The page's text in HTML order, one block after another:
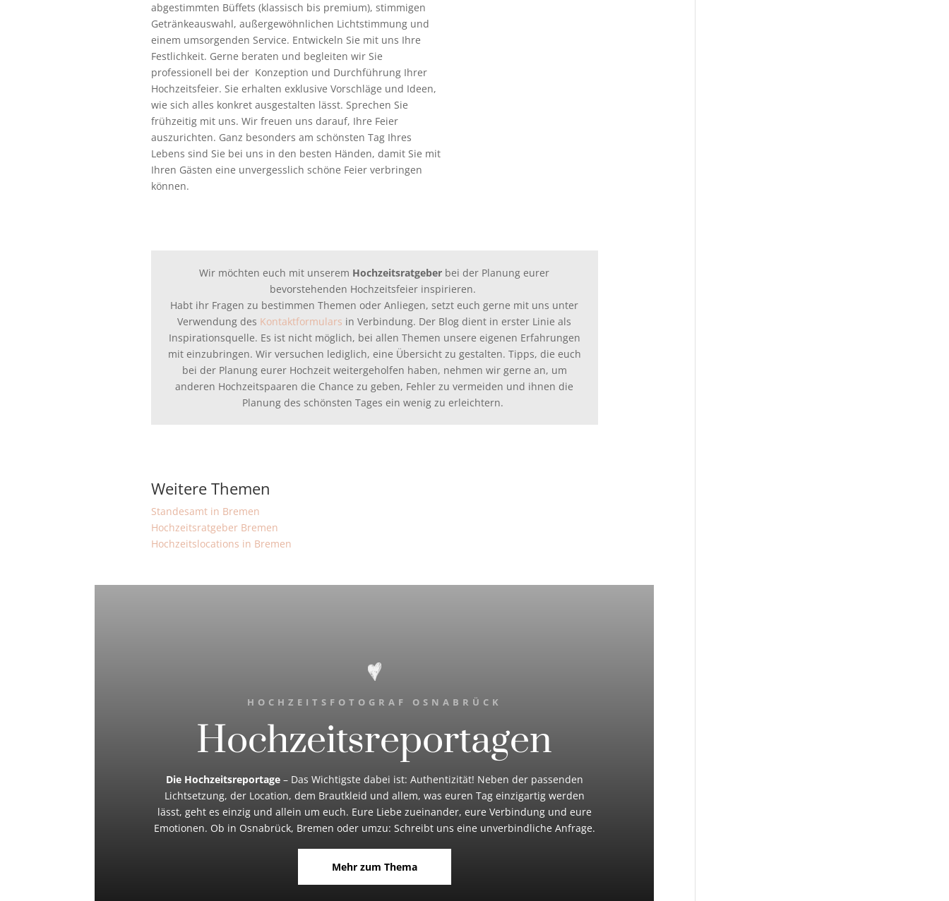
abgestimmten Büffets (klassisch bis premium), stimmigen
Getränkeauswahl, außergewöhnlichen Lichtstimmung und
einem umsorgenden Service. Entwickeln Sie mit uns Ihre
Festlichkeit. Gerne beraten und begleiten wir Sie
professionell bei der Konzeption und Durchführung Ihrer
Hochzeitsfeier. Sie erhalten exklusive Vorschläge und Ideen,
wie sich alles konkret ausgestalten lässt. Sprechen Sie
frühzeitig mit uns. Wir freuen uns darauf, Ihre Feier
auszurichten. Ganz besonders am schönsten Tag Ihres
Lebens sind Sie bei uns in den besten Händen, damit Sie mit
Ihren Gästen eine unvergesslich schöne Feier verbringen
können.
Wir möchten euch mit unserem Hochzeitsratgeber bei der Planung eurer
bevorstehenden Hochzeitsfeier inspirieren.
Habt ihr Fragen zu bestimmen Themen oder Anliegen, setzt euch gerne mit uns unter
Verwendung des Kontaktformulars in Verbindung. Der Blog dient in erster Linie als
Inspirationsquelle. Es ist nicht möglich, bei allen Themen unsere eigenen Erfahrungen
mit einzubringen. Wir versuchen lediglich, eine Übersicht zu gestalten. Tipps, die euch
bei der Planung eurer Hochzeit weitergeholfen haben, nehmen wir gerne an, um
anderen Hochzeitspaaren die Chance zu geben, Fehler zu vermeiden und ihnen die
Planung des schönsten Tages ein wenig zu erleichtern.
Weitere Themen
Standesamt in Bremen
Hochzeitsratgeber Bremen
Hochzeitslocations in Bremen
HOCHZEITSFOTOGRAF OSNABRÜCK
Hochzeitsreportagen
Die Hochzeitsreportage– Das Wichtigste dabei ist: Authentizität! Neben der passenden
Lichtsetzung, der Location, dem Brautkleid und allem, was euren Tag einzigartig werden
lässt, geht es einzig und allein um euch. Eure Liebe zueinander, eure Verbindung und eure
Emotionen. Ob in Osnabrück, Bremen oder umzu: Schreibt uns eine unverbindliche Anfrage.
Mehr zum Thema